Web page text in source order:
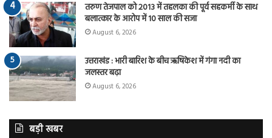
तरुण तेजपाल को 2013 में तहलका की पूर्व सहकर्मी के साथ
बलात्कार के आरोप में 10 साल की सजा
August 6, 2026
उत्तराखंड : भारी बारिश के बीच ऋषिकेश में गंगा नदी का
जलस्तर बढ़ा
August 6, 2026
बड़ी खबर